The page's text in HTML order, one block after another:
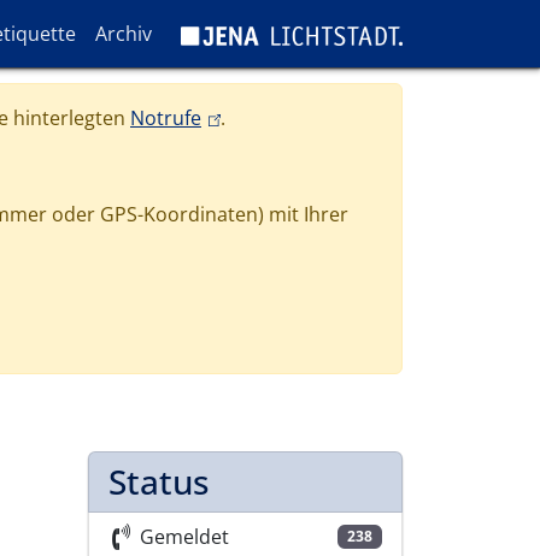
Archiv
hinterlegten Notrufe(link is external)
.
oder GPS-Koordinaten) mit Ihrer
Status
Gemeldet 238